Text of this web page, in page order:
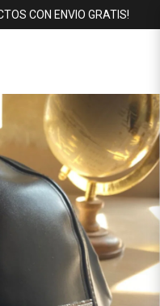
CON ENVIO GRATIS!